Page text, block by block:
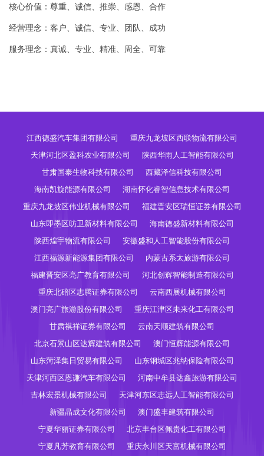
核心价值：尊重、诚信、推崇、感恩、合作
经营理念：客户、诚信、专业、团队、成功
服务理念：真诚、专业、精准、周全、可靠
江西德盛汽车集团有限公司
重庆九龙坡区西联物流有限公司
天津河北区盈科农业有限公司
陕西华雨人工智能有限公司
甘肃国泰生物科技有限公司
西藏泽信科技有限公司
海南凯旋能源有限公司
湖南怀化睿智信息技术有限公司
重庆九龙坡区伟业机械有限公司
福建晋安区瑞恒证券有限公司
山东即墨区昉卫新材料有限公司
海南德盛新材料有限公司
陕西煌宇物流有限公司
安徽盛和人工智能股份有限公司
江西福源新能源集团有限公司
内蒙古系太旅游有限公司
福建晋安区亮广教育有限公司
河北创辉智能制造有限公司
重庆北碚区志腾证券有限公司
云南西展机械有限公司
澳门亮广旅游股份有限公司
重庆江津区未来化工有限公司
甘肃祺祥证券有限公司
云南天顺建筑有限公司
北京石景山区达辉建筑有限公司
澳门恒辉能源有限公司
山东菏泽集日贸易有限公司
山东钢城区兆纳保险有限公司
天津河西区恩谦汽车有限公司
河南中牟县达鑫旅游有限公司
吉林宏景机械有限公司
天津河东区志远人工智能有限公司
新疆晶成文化有限公司
澳门盛丰建筑有限公司
宁夏华丽证券有限公司
北京丰台区佩贵化工有限公司
宁夏凡芳教育有限公司
重庆永川区天富机械有限公司